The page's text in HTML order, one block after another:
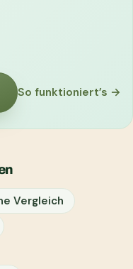
So funktioniert’s →
Vergleich